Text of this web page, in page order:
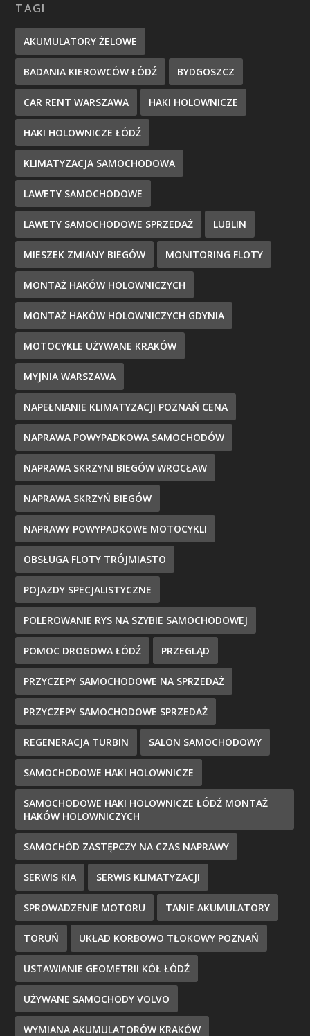
TAGI
AKUMULATORY ŻELOWE
BADANIA KIEROWCÓW ŁÓDŹ BYDGOSZCZ
CAR RENT WARSZAWA HAKI HOLOWNICZE
HAKI HOLOWNICZE ŁÓDŹ
KLIMATYZACJA SAMOCHODOWA
LAWETY SAMOCHODOWE
LAWETY SAMOCHODOWE SPRZEDAŻ LUBLIN
MIESZEK ZMIANY BIEGÓW MONITORING FLOTY
MONTAŻ HAKÓW HOLOWNICZYCH
MONTAŻ HAKÓW HOLOWNICZYCH GDYNIA
MOTOCYKLE UŻYWANE KRAKÓW
MYJNIA WARSZAWA
NAPEŁNIANIE KLIMATYZACJI POZNAŃ CENA
NAPRAWA POWYPADKOWA SAMOCHODÓW
NAPRAWA SKRZYNI BIEGÓW WROCŁAW
NAPRAWA SKRZYŃ BIEGÓW
NAPRAWY POWYPADKOWE MOTOCYKLI
OBSŁUGA FLOTY TRÓJMIASTO
POJAZDY SPECJALISTYCZNE
POLEROWANIE RYS NA SZYBIE SAMOCHODOWEJ
POMOC DROGOWA ŁÓDŹ PRZEGLĄD
PRZYCZEPY SAMOCHODOWE NA SPRZEDAŻ
PRZYCZEPY SAMOCHODOWE SPRZEDAŻ
REGENERACJA TURBIN SALON SAMOCHODOWY
SAMOCHODOWE HAKI HOLOWNICZE
SAMOCHODOWE HAKI HOLOWNICZE ŁÓDŹ MONTAŻ
HAKÓW HOLOWNICZYCH
SAMOCHÓD ZASTĘPCZY NA CZAS NAPRAWY
SERWIS KIA SERWIS KLIMATYZACJI
SPROWADZENIE MOTORU TANIE AKUMULATORY
TORUŃ UKŁAD KORBOWO TŁOKOWY POZNAŃ
USTAWIANIE GEOMETRII KÓŁ ŁÓDŹ
UŻYWANE SAMOCHODY VOLVO
WYMIANA AKUMULATORÓW KRAKÓW